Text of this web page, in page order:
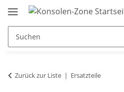
Zurück zur Liste Ersatzteile